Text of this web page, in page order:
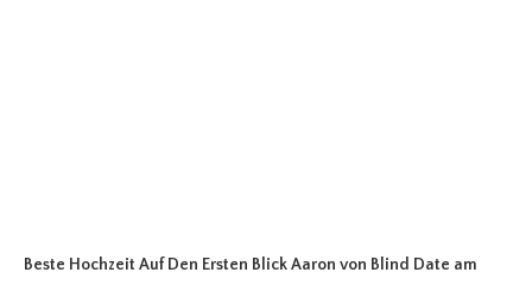
Beste Hochzeit Auf Den Ersten Blick Aaron von Blind Date am